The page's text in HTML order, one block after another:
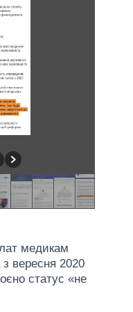
медикам
з вересня 2020
статус «не